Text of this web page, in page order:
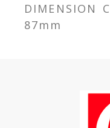
DIMENSION
87mm